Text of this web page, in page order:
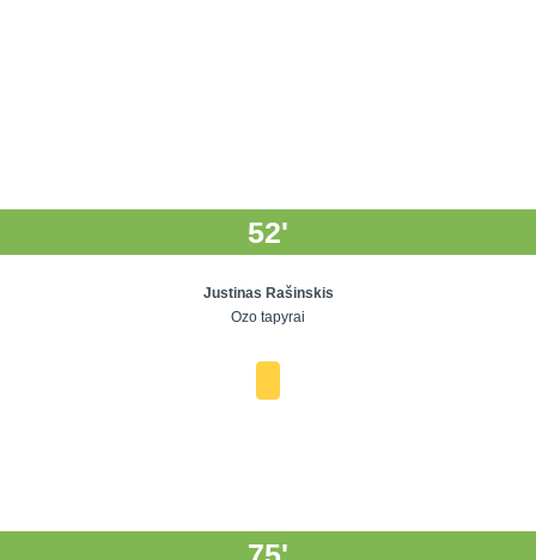
52'
Justinas Rašinskis
Ozo tapyrai